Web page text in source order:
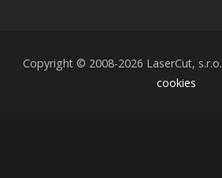
Copyright © 2008-2026 LaserCut, s.r.o.
cookies